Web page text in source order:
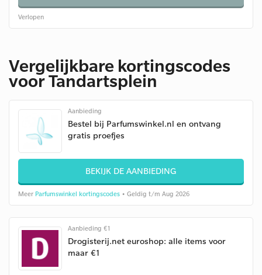
Verlopen
Vergelijkbare kortingscodes
voor Tandartsplein
Aanbieding
Bestel bij Parfumswinkel.nl en ontvang
gratis proefjes
BEKIJK DE AANBIEDING
Meer Parfumswinkel kortingscodes • Geldig t/m Aug 2026
Aanbieding €1
Drogisterij.net euroshop: alle items voor
maar €1